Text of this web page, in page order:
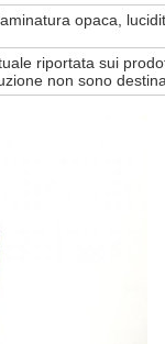
opaca,
riportata sui
non sono